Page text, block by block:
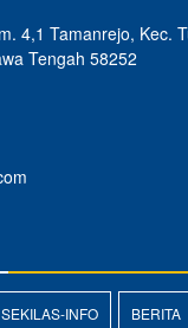
4,1 Tamanrejo, Kec.
Tengah 58252
SEKILAS-INFO BERITA